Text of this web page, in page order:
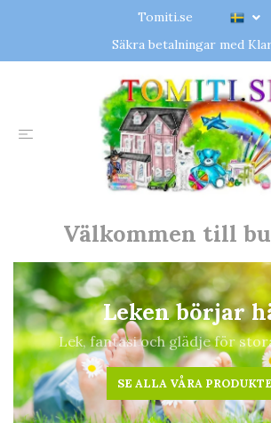
Tomiti.se
Säkra betalningar med
Välkommen till
Leken börjar
Lek, fantasi och glädje för
SE ALLA VÅRA